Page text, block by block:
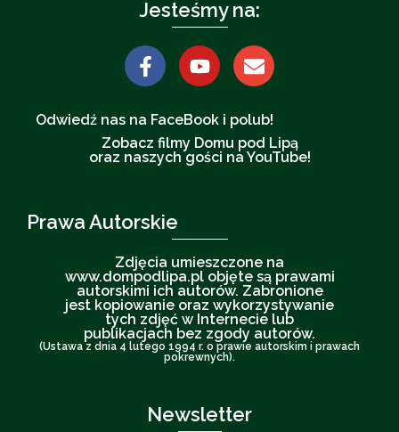
Jesteśmy na:
Odwiedź nas na FaceBook i polub!
Zobacz filmy Domu pod Lipą
oraz naszych gości na YouTube!
Prawa Autorskie
Zdjęcia umieszczone na
www.dompodlipa.pl objęte są prawami
autorskimi ich autorów. Zabronione
jest kopiowanie oraz wykorzystywanie
tych zdjęć w Internecie lub
publikacjach bez zgody autorów.
(Ustawa z dnia 4 lutego 1994 r. o prawie autorskim i prawach
pokrewnych).
Newsletter